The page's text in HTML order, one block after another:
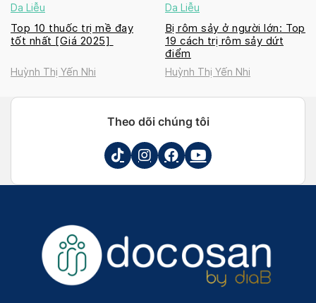
Da Liễu
Top 10 thuốc trị mề đay
tốt nhất [Giá 2025]
Huỳnh Thị Yến Nhi
Da Liễu
Bị rôm sảy ở người lớn: Top
19 cách trị rôm sảy dứt
điểm
Huỳnh Thị Yến Nhi
Theo dõi chúng tôi